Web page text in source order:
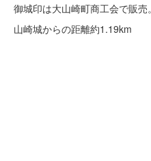
御城印は大山崎町商工会で販売。
山崎城からの距離約1.19km